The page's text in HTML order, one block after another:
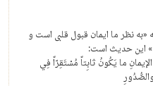
نظر ما ایمان قبول قلبی است و
» این حدیث است:
ما يَكُونُ ثابِتاً مُسْتَقِرّاً فِي